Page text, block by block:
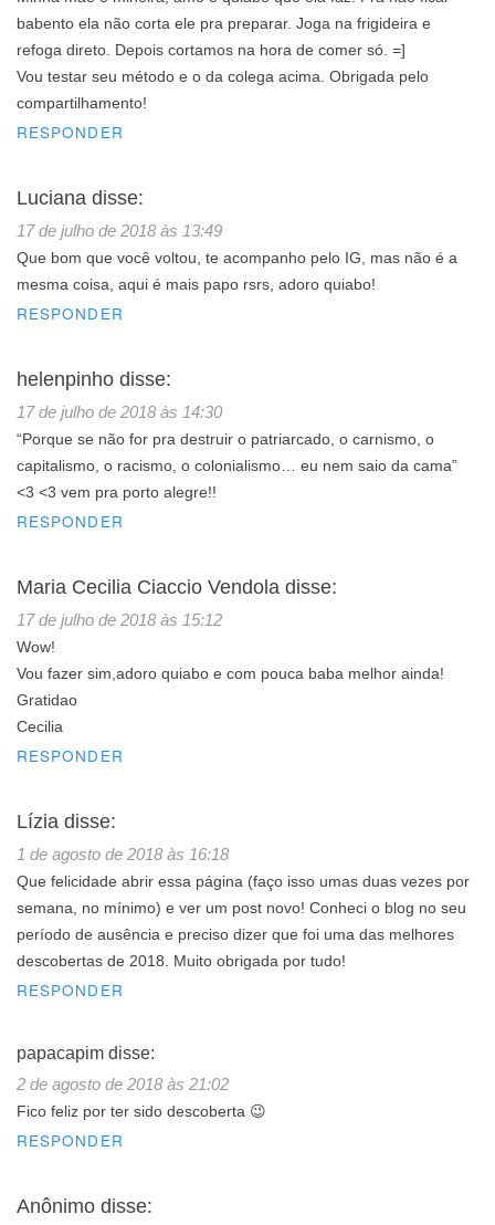
babento ela não corta ele pra preparar. Joga na frigideira e
refoga direto. Depois cortamos na hora de comer só. =]
Vou testar seu método e o da colega acima. Obrigada pelo
compartilhamento!
RESPONDER
Luciana disse:
17 de julho de 2018 às 13:49
Que bom que você voltou, te acompanho pelo IG, mas não é a
mesma coisa, aqui é mais papo rsrs, adoro quiabo!
RESPONDER
helenpinho disse:
17 de julho de 2018 às 14:30
“Porque se não for pra destruir o patriarcado, o carnismo, o
capitalismo, o racismo, o colonialismo… eu nem saio da cama”
<3 <3 vem pra porto alegre!!
RESPONDER
Maria Cecilia Ciaccio Vendola disse:
17 de julho de 2018 às 15:12
Wow!
Vou fazer sim,adoro quiabo e com pouca baba melhor ainda!
Gratidao
Cecilia
RESPONDER
Lízia disse:
1 de agosto de 2018 às 16:18
Que felicidade abrir essa página (faço isso umas duas vezes por
semana, no mínimo) e ver um post novo! Conheci o blog no seu
período de ausência e preciso dizer que foi uma das melhores
descobertas de 2018. Muito obrigada por tudo!
RESPONDER
papacapim disse:
2 de agosto de 2018 às 21:02
Fico feliz por ter sido descoberta 😉
RESPONDER
Anônimo disse: